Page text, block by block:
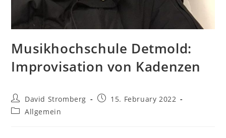
Musikhochschule Detmold:
Improvisation von Kadenzen
David Stromberg
15. February 2022
Allgemein